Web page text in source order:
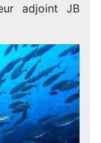
adjoint JB